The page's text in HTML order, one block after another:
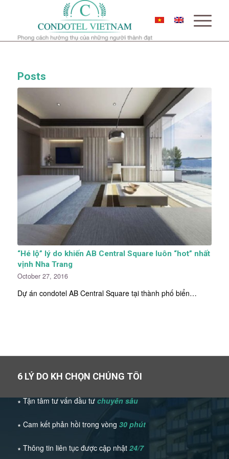
Posts
“Hé lộ” lý do khiến AB Central Square luôn “hot” nhất
vịnh Nha Trang
October 27, 2016
Dự án condotel AB Central Square tại thành phố biển…
6 LÝ DO KH CHỌN CHÚNG TÔI
∗ Tận tâm tư vấn đầu tưchuyên sâu
∗ Cam kết phản hồi trong vòng 30 phút
∗ Thông tin liên tục được cập nhật 24/7